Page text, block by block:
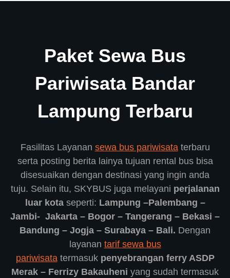
Paket Sewa Bus
Pariwisata Bandar
Lampung Terbaru
Fasilitas Layanan sewa bus pariwisataterbaru
serta posting berita lainya tujuan rental bus bisa
disesuaikan dengan destinasi yang ingin anda
tuju. Selain itu, SKYBUS juga melayani perjalanan
luar kotaseperti: Lampung –Palembang –
Jambi- Jakarta – Bogor – Tangerang – Bekasi –
Bandung – Jogja – Surabaya – Bali. Dengan
layanan tarif sewa bus
pariwisatatermasuk penyebrangan ferry ASDP
Merak – Ferrizy Bakauheni yang sudah termasuk